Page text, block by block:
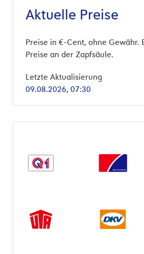
Aktuelle Preise
Preise in €-Cent, ohne Gewähr.
Preise an der Zapfsäule.
Letzte Aktualisierung
09.08.2026, 07:30